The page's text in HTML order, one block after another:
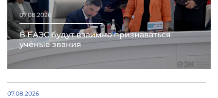
07.08.2026
В ЕАЭС будут взаимно признаваться
учёные звания
07.08.2026